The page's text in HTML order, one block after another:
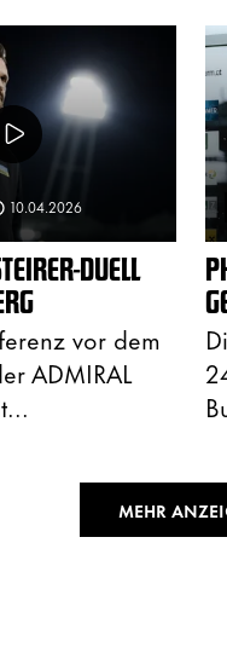
DUELL
vor dem
ADMIRAL
10.04.2026
MEHR